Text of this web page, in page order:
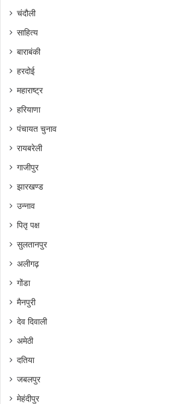
चंदौली
साहित्य
बाराबंकी
हरदोई
महाराष्ट्र
हरियाणा
पंचायत चुनाव
रायबरेली
गाजीपुर
झारखण्ड
उन्नाव
पितृ पक्ष
सुलतानपुर
अलीगढ़
गोंडा
मैनपुरी
देव दिवाली
अमेठी
दतिया
जबलपुर
मेहंदीपुर